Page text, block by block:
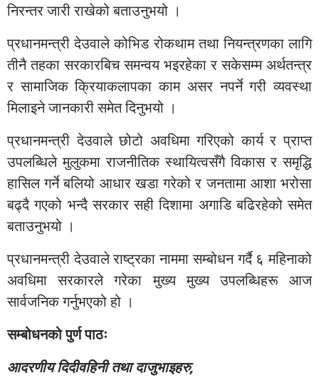
निरन्तर जारी राखेको बताउनुभयो ।
प्रधानमन्त्री देउवाले कोभिड रोकथाम तथा नियन्त्रणका लागि
तीनै तहका सरकारबिच समन्वय भइरहेका र सकेसम्म अर्थतन्त्र
र सामाजिक क्रियाकलापका काम असर नपर्ने गरी व्यवस्था
मिलाइने जानकारी समेत दिनुभयो ।
प्रधानमन्त्री देउवाले छोटो अवधिमा गरिएको कार्य र प्राप्त
उपलब्धिले मुलुकमा राजनीतिक स्थायित्वसँगै विकास र समृद्धि
हासिल गर्ने बलियो आधार खडा गरेको र जनतामा आशा भरोसा
बढ्दै गएको भन्दै सरकार सही दिशामा अगाडि बढिरहेको समेत
बताउनुभयो ।
प्रधानमन्त्री देउवाले राष्ट्रका नाममा सम्बोधन गर्दै ६ महिनाको
अवधिमा सरकारले गरेका मुख्य मुख्य उपलब्धिहरू आज
सार्वजनिक गर्नुभएको हो ।
सम्बोधनको पुर्ण पाठः
आदरणीय दिदीवहिनी तथा दाजुभाइहरु,